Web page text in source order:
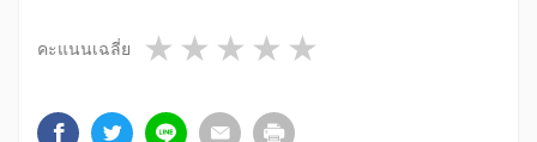
คะแนนเฉลี่ย 4 stars
3 stars
2 stars
1 star